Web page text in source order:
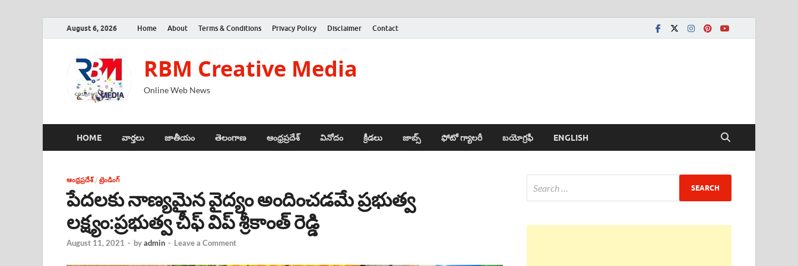
August 6, 2026 Home About Terms & Conditions Privacy Policy Disclaimer Contact
RBM Creative Media
Online Web News
HOME వార్తలు జాతీయం తెలంగాణ ఆంధ్రప్రదేశ్ వినోదం క్రీడలు జాబ్స్ ఫోటో గ్యాలరీ బయోగ్రఫీ ENGLISH
ఆంధ్రప్రదేశ్/ ట్రెండింగ్
పేదలకు నాణ్యమైన వైద్యం అందించడమే ప్రభుత్వ
లక్ష్యం:ప్రభుత్వ చీఫ్ విప్ శ్రీకాంత్ రెడ్డి
August 11, 2021 - byadmin - Leave a Comment